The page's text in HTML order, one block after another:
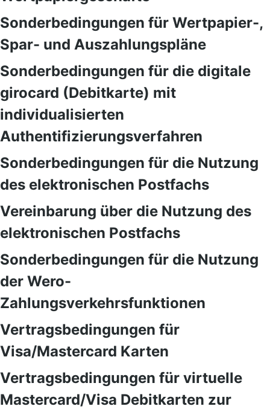
Sonderbedingungen für Wertpapier-,
Spar- und Auszahlungspläne
Sonderbedingungen für die digitale
girocard (Debitkarte) mit
individualisierten
Authentifizierungsverfahren
Sonderbedingungen für die Nutzung
des elektronischen Postfachs
Vereinbarung über die Nutzung des
elektronischen Postfachs
Sonderbedingungen für die Nutzung
der Wero-
Zahlungsverkehrsfunktionen
Vertragsbedingungen für
Visa/Mastercard Karten
Vertragsbedingungen für virtuelle
Mastercard/Visa Debitkarten zur